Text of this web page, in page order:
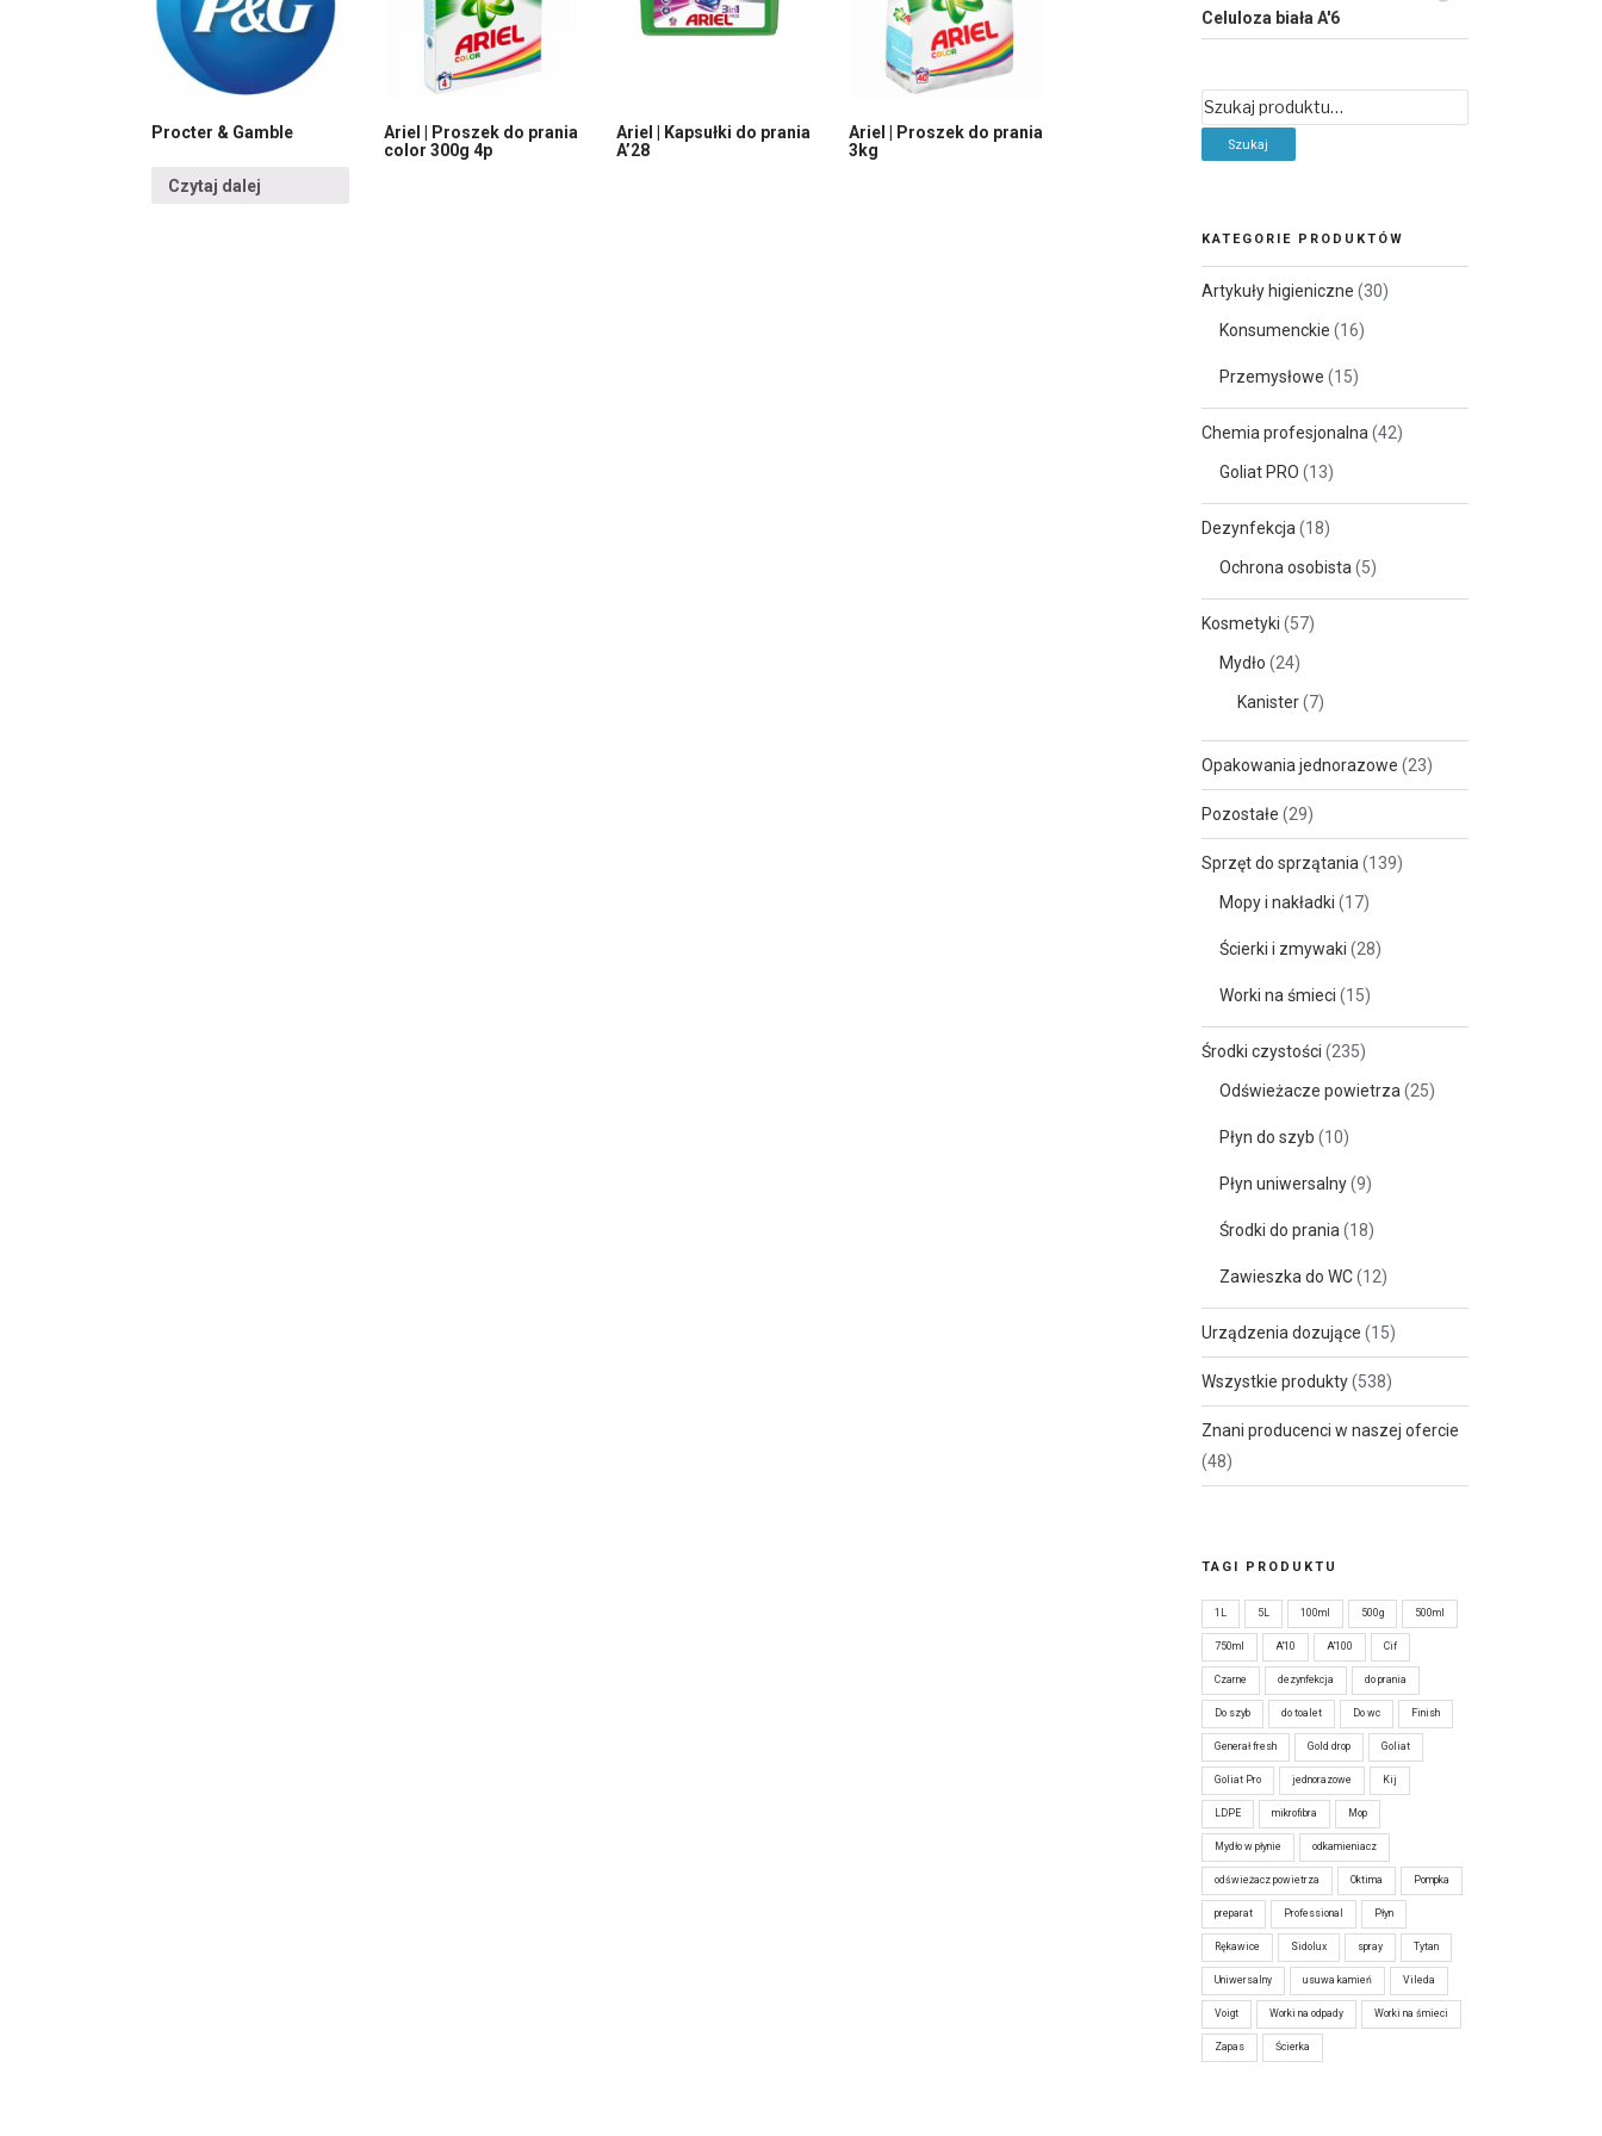
Procter & Gamble
Czytaj dalej
Ariel | Proszek do prania
color 300g 4p
Ariel | Kapsułki do prania
A’28
Ariel | Proszek do prania
3kg
Celuloza biała A'6
Szukaj:
KATEGORIE PRODUKTÓW
Artykuły higieniczne (30)
Konsumenckie (16)
Przemysłowe (15)
Chemia profesjonalna (42)
Goliat PRO (13)
Dezynfekcja (18)
Ochrona osobista (5)
Kosmetyki (57)
Mydło (24)
Kanister(7)
Opakowania jednorazowe (23)
Pozostałe (29)
Sprzęt do sprzątania (139)
Mopy i nakładki (17)
Ścierki i zmywaki (28)
Worki na śmieci (15)
Środki czystości (235)
Odświeżacze powietrza (25)
Płyn do szyb (10)
Płyn uniwersalny(9)
Środki do prania (18)
Zawieszka do WC(12)
Urządzenia dozujące (15)
Wszystkie produkty(538)
Znani producenci w naszej ofercie
(48)
TAGI PRODUKTU
1L 5L 100ml 500g 500ml
750ml A'10 A'100 Cif
Czarne dezynfekcja do prania
Do szyb do toalet Do wc Finish
Generał fresh Gold drop Goliat
Goliat Pro jednorazowe Kij
LDPE mikrofibra Mop
Mydło w płynie odkamieniacz
odświeżacz powietrza Oktima Pompka
preparat Professional Płyn
Rękawice Sidolux spray Tytan
Uniwersalny usuwa kamień Vileda
Voigt Worki na odpady Worki na śmieci
Zapas Ścierka